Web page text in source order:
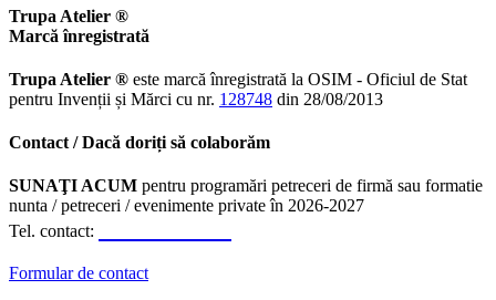
Trupa Atelier ®
Marcă înregistrată
Trupa Atelier ® este marcă înregistrată la OSIM - Oficiul de Stat
pentru Invenții și Mărci cu nr. 128748 din 28/08/2013
Contact / Dacă doriți să colaborăm
SUNAŢI ACUM pentru programări petreceri de firmă sau formatie
nunta / petreceri / evenimente private în 2026-2027
Tel. contact:
Formular de contact